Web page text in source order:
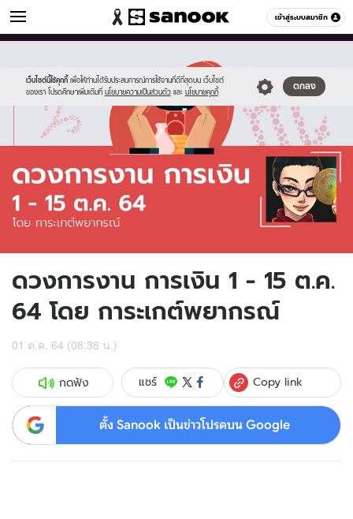
เข้าสู่ระบบสมาชิก
ดูดวง หมวดอื่นๆ
เว็บไซต์นี้ใช้คุกกี้ เพื่อให้ท่านได้รับประสบการณ์การใช้งานที่ดีที่สุดบน เว็บไซต์
ของเรา โปรดศึกษาเพิ่มเติมที่ นโยบายความเป็นส่วนตัว และ นโยบายคุกกี้
ตกลง
new-
sanook.png
new.jpg
ดวงการงาน การเงิน 1 - 15 ต.ค.
64 โดย การะเกต์พยากรณ์
01 ต.ค. 64 (08:38 น.)
กดฟัง แชร์ Copy link
ตั้ง Sanook เป็นข่าวโปรดบน Google